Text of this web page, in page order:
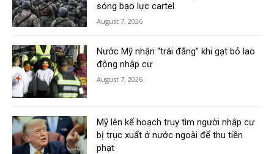
sóng bạo lực cartel
August 7, 2026
Nước Mỹ nhận “trái đắng” khi gạt bỏ lao
động nhập cư
August 7, 2026
Mỹ lên kế hoạch truy tìm người nhập cư
bị trục xuất ở nước ngoài để thu tiền
phạt